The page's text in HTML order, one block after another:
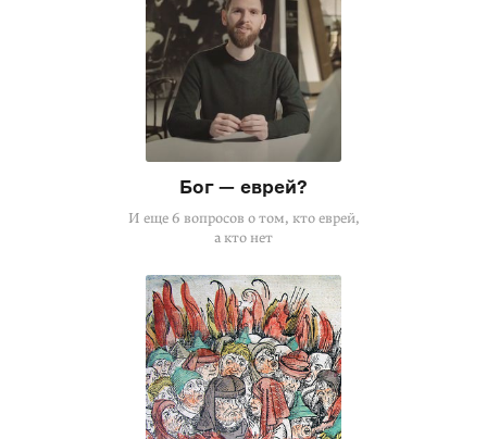
Бог — еврей?
И еще 6 вопросов о том, кто еврей,
а кто нет